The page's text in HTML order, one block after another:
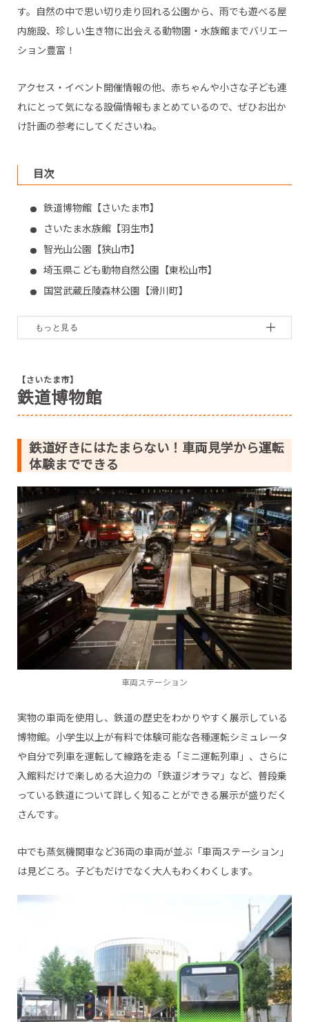
す。自然の中で思い切り走り回れる公園から、雨でも遊べる屋
内施設、珍しい生き物に出会える動物園・水族館までバリエー
ション豊富！
アクセス・イベント開催情報の他、赤ちゃんや小さな子ども連
れにとって気になる設備情報もまとめているので、ぜひお出か
け計画の参考にしてくださいね。
目次
鉄道博物館【さいたま市】
さいたま水族館【羽生市】
智光山公園【狭山市】
埼玉県こども動物自然公園【東松山市】
国営武蔵丘陵森林公園【滑川町】
メッツァビレッジ【飯能市】
赤城乳業本庄千本さくら『5S』工場【本庄市】
【さいたま市】
鉄道博物館
鉄道好きにはたまらない！車両見学から運転
体験までできる
車両ステーション
実物の車両を使用し、鉄道の歴史をわかりやすく展示している
博物館。小学生以上が有料で体験可能な各種運転シミュレータ
や自分で列車を運転して線路を走る「ミニ運転列車」、さらに
入館料だけで楽しめる大迫力の「鉄道ジオラマ」など、普段乗
っている鉄道について詳しく知ることができる展示が盛りだく
さんです。
中でも蒸気機関車など36両の車両が並ぶ「車両ステーション」
は見どころ。子どもだけでなく大人もわくわくします。